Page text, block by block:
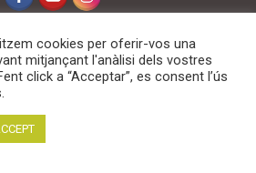
cookies per oferir-vos una
mitjançant l'anàlisi dels vostres
click a “Acceptar”, es consent l’ús